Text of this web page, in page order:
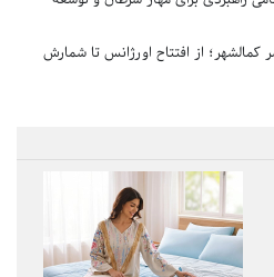
ولیعصر کمالشهر؛ از افتتاح اورژانس تا شمارش